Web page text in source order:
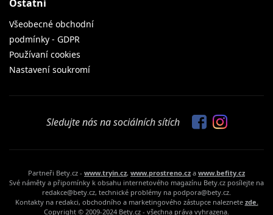
Ostatní
Všeobecné obchodní
podmínky - GDPR
Používaní cookies
Nastavení soukromí
Sledujte nás na sociálních sítích
Partneři Bety.cz - www.tryin.cz, www.prostreno.cz a www.befity.cz
Své náměty a připomínky k obsahu internetového magazínu Bety.cz posílejte na
redakce@bety.cz, technické problémy na podpora@bety.cz.
Kontakty na redakci, obchodního a marketingového zástupce naleznete zde.
Copyright © 2009-2024 Bety.cz - všechna práva vyhrazena.